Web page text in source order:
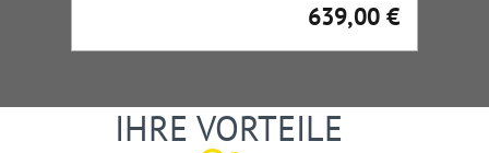
Regulärer Preis:
639,00 €
IHRE VORTEILE